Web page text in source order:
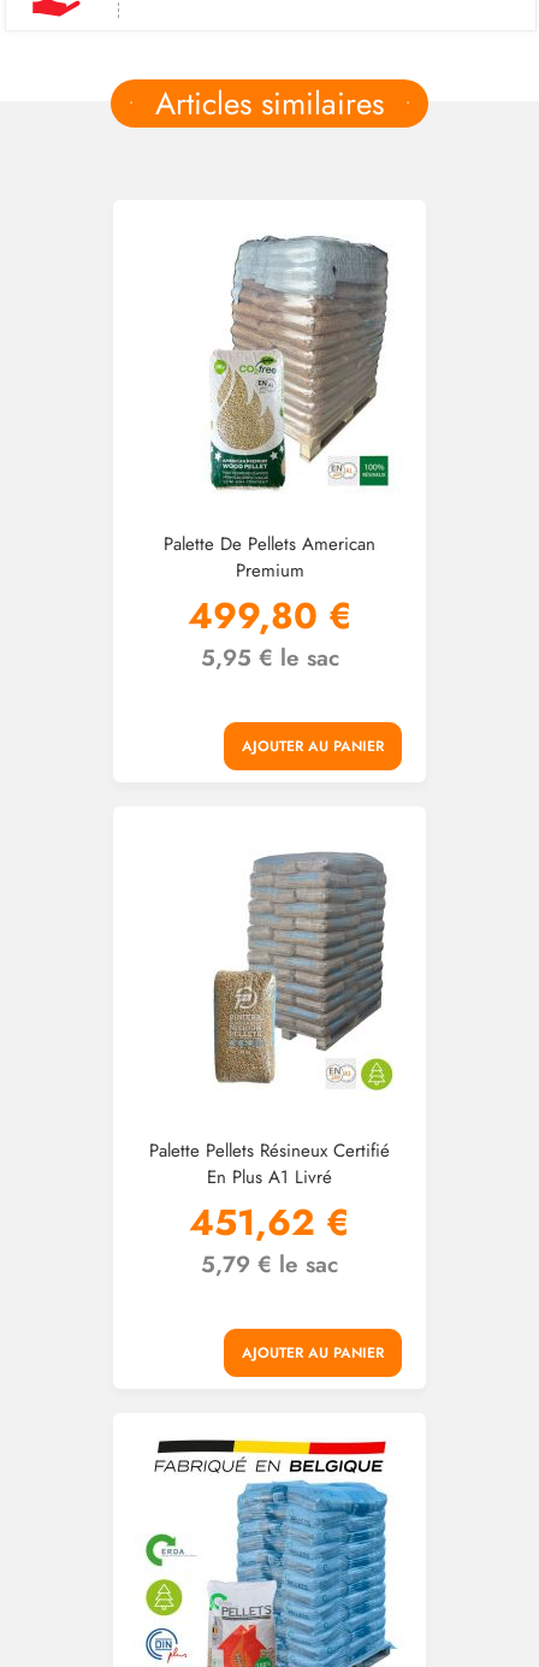
Articles similaires
Palette De Pellets American
Premium
499,80 €
5,95 € le sac
AJOUTER AU PANIER
Palette Pellets Résineux Certifié
En Plus A1 Livré
451,62 €
5,79 € le sac
AJOUTER AU PANIER